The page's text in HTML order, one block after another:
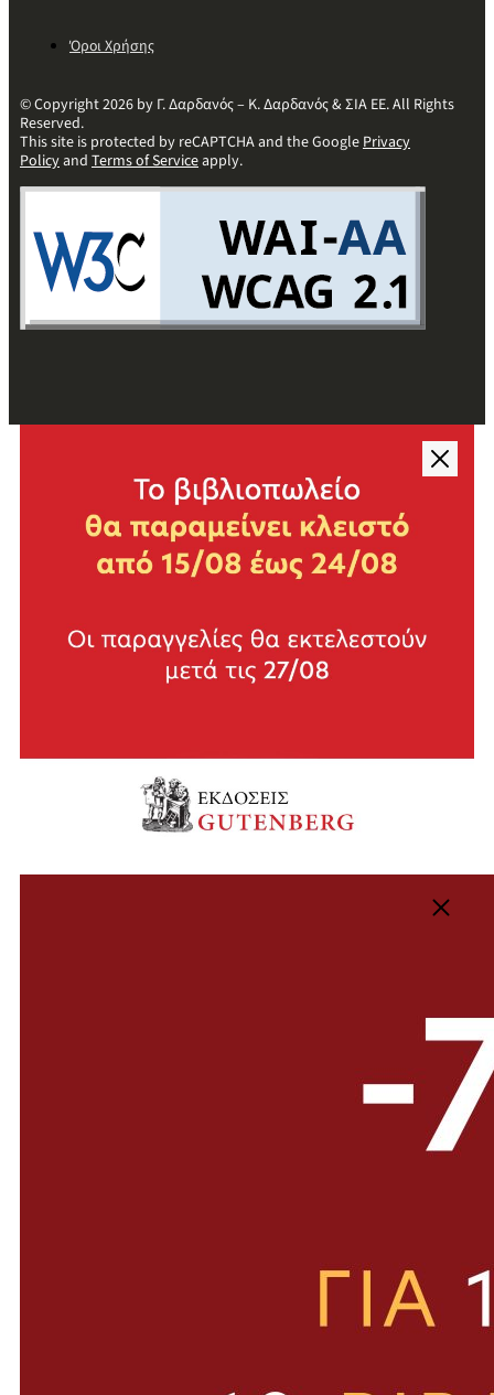
Όροι Χρήσης
© Copyright 2026 by Γ. Δαρδανός – Κ. Δαρδανός & ΣΙΑ ΕΕ. All Rights
Reserved.
This site is protected by reCAPTCHA and the GooglePrivacy
Policyand Terms of Serviceapply.